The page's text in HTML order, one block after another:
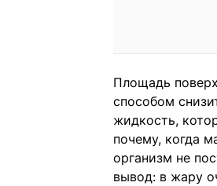
Площадь
способом
жидкость,
почему, когда
организм не
вывод: в жару